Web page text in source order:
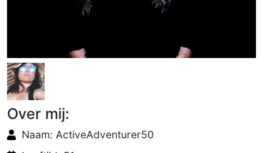
Over mij:
Naam: ActiveAdventurer50